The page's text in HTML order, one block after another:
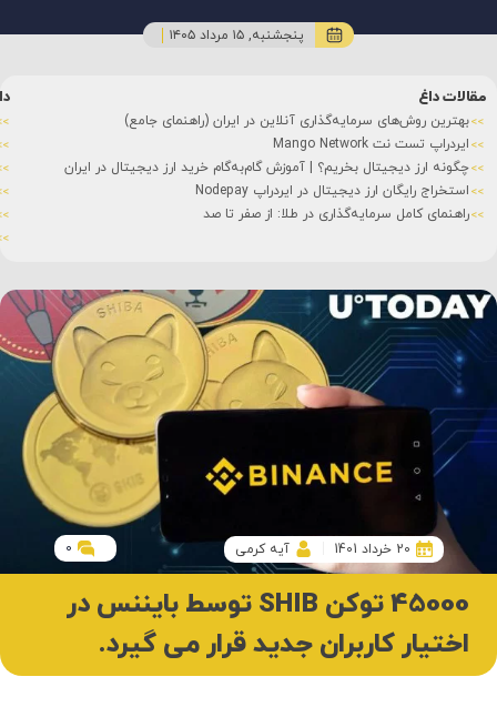
پنجشنبه, ۱۵ مرداد ۱۴۰۵
مقالات داغ
بهترین روش‌های سرمایه‌گذاری آنلاین در ایران (راهنمای جامع)
ایردراپ تست نت Mango Network
چگونه ارز دیجیتال بخریم؟ | آموزش گام‌به‌گام خرید ارز دیجیتال در ایران
استخراج رایگان ارز دیجیتال در ایردراپ Nodepay
راهنمای کامل سرمایه‌گذاری در طلا: از صفر تا صد
45000 توکن SHIB توسط بایننس در
اختیار کاربران جدید قرار می گیرد.
20 خرداد 1401 آیه کرمی 0